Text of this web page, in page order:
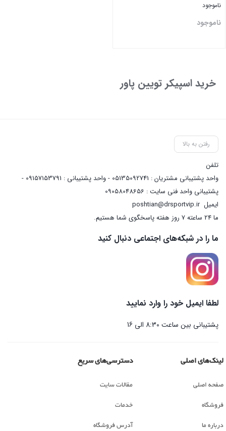
ناموجود
ناموجود
خرید اسپیکر تویین پاور
رفتن به بالا
تلفن
واحد پشتیبانی مشتریان : 05135092741 - واحد پشتیبانی : 09157153791 -
پشتیبانی واحد فنی سایت : 09058048656
ایمیلposhtian@drsportvip.ir
ما 24 ساعته 7 روز هفته پاسخگوی شما هستیم.
ما را در شبکه‌های اجتماعی دنبال کنید
لطفا ایمیل خود را وارد نمایید
پشتیبانی بین ساعت 8:30 الی 16
لینک‌های اصلی
صفحه اصلی
فروشگاه
درباره ما
دسترسی‌های سریع
مقالات سایت
خدمات
آدرس فروشگاه